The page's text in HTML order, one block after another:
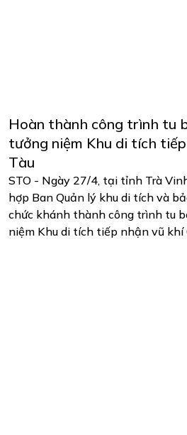
Hoàn thành công trình tu
tưởng niệm Khu di tích
Tàu
STO - Ngày 27/4, tại tỉnh Trà
hợp Ban Quản lý khu di tích và
chức khánh thành công trình tu
niệm Khu di tích tiếp nhận vũ khí